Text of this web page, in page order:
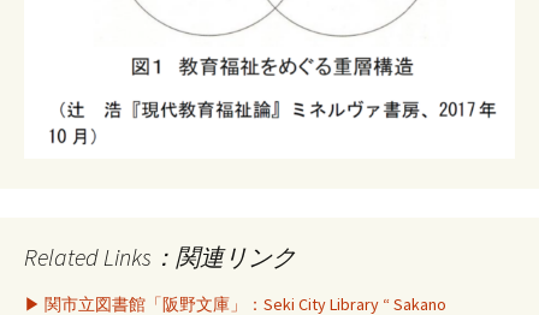
Related Links：関連リンク
▶ 関市立図書館「阪野文庫」：Seki City Library “ Sakano